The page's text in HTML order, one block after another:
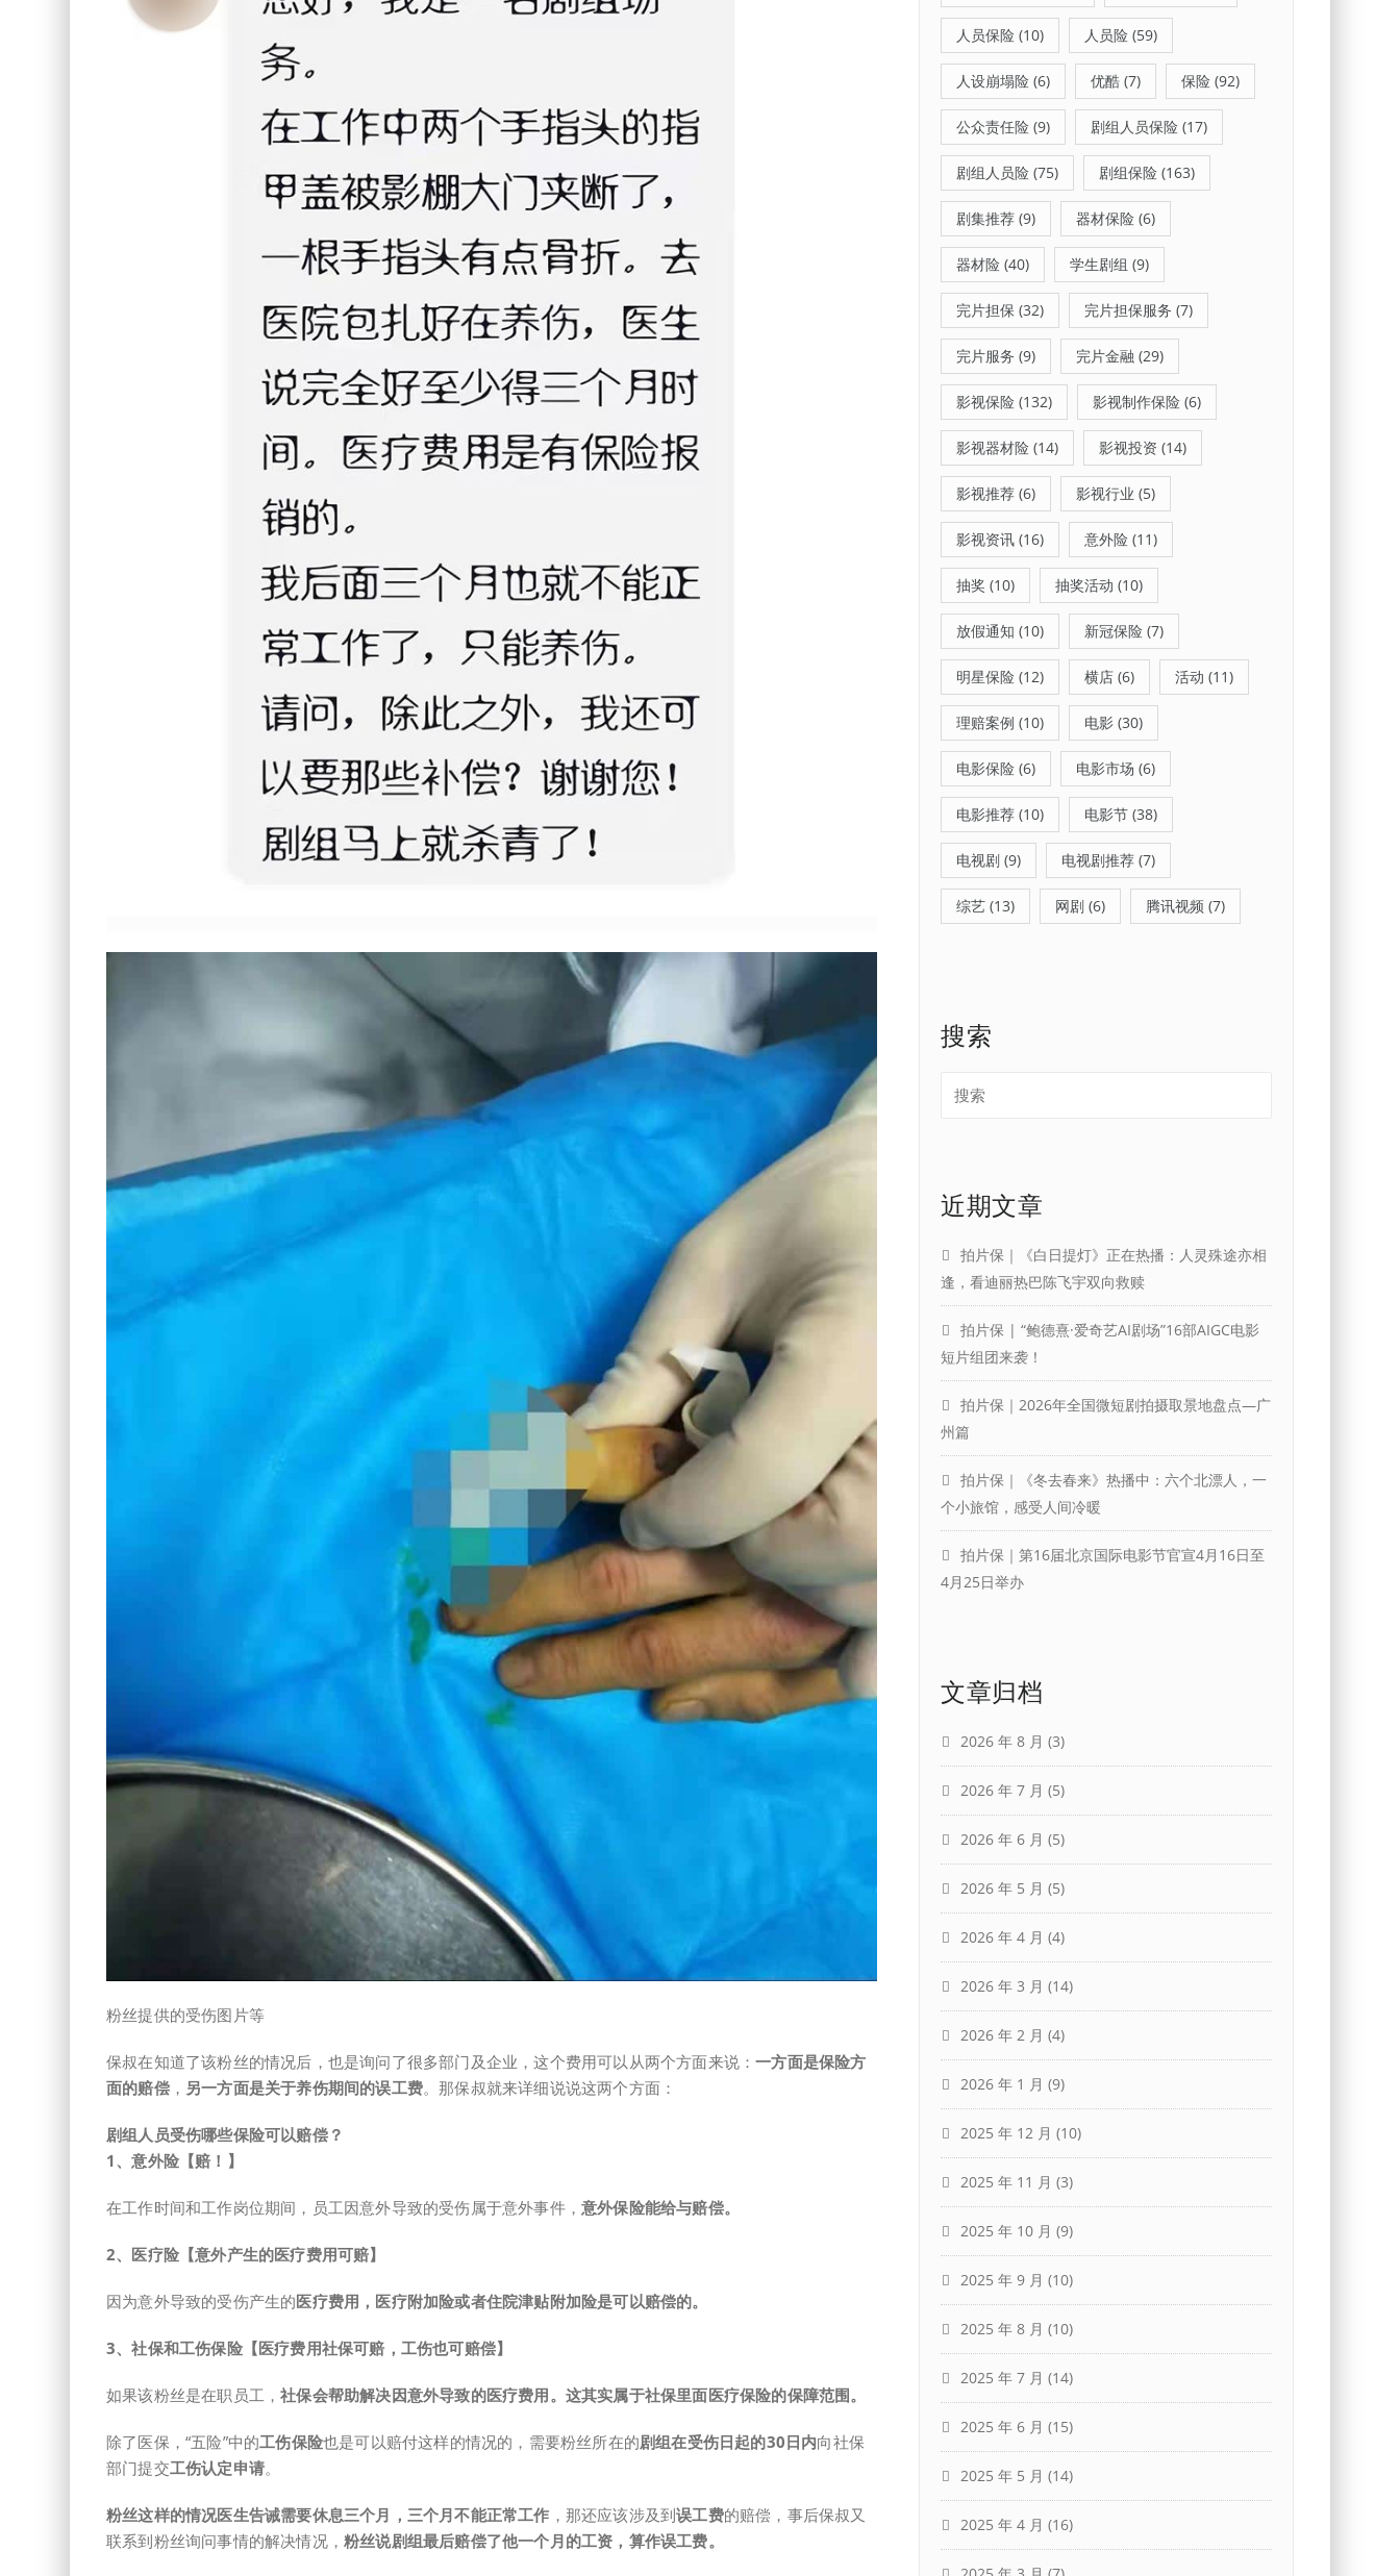
粉丝提供的受伤图片等
保叔在知道了该粉丝的情况后，也是询问了很多部门及企业，这个费用可以从两个方面来说：一方面是保险方
面的赔偿， 另一方面是关于养伤期间的误工费。那保叔就来详细说说这两个方面：
剧组人员受伤哪些保险可以赔偿？
1、意外险 【赔！】
在工作时间和工作岗位期间，员工因意外导致的受伤属于意外事件， 意外保险能给与赔偿。
2、医疗险 【意外产生的医疗费用可赔】
因为意外导致的受伤产生的医疗费用，医疗附加险或者住院津贴附加险是可以赔偿的。
3、社保和工伤保险【医疗费用社保可赔，工伤也可赔偿】
如果该粉丝是在职员工，社保会帮助解决因意外导致的医疗费用。这其实属于社保里面医疗保险的保障范围。
除了医保，“五险”中的工伤保险也是可以赔付这样的情况的，需要粉丝所在的剧组在受伤日起的30日内向社保
部门提交工伤认定申请。
粉丝这样的情况医生告诫需要休息三个月 ， 三个月不能正常工作 ，那还应该涉及到误工费的赔偿，事后保叔又
联系到粉丝询问事情的解决情况， 粉丝说剧组最后赔偿了他一个月的工资，算作误工费。
人员保险 (10) 人员险 (59)
人设崩塌险 (6) 优酷 (7) 保险 (92)
公众责任险 (9) 剧组人员保险 (17)
剧组人员险 (75) 剧组保险 (163)
剧集推荐 (9) 器材保险 (6)
器材险 (40) 学生剧组 (9)
完片担保 (32) 完片担保服务 (7)
完片服务 (9) 完片金融 (29)
影视保险 (132) 影视制作保险 (6)
影视器材险 (14) 影视投资 (14)
影视推荐 (6) 影视行业 (5)
影视资讯 (16) 意外险 (11)
抽奖 (10) 抽奖活动 (10)
放假通知 (10) 新冠保险 (7)
明星保险 (12) 横店 (6) 活动 (11)
理赔案例 (10) 电影 (30)
电影保险 (6) 电影市场 (6)
电影推荐 (10) 电影节 (38)
电视剧 (9) 电视剧推荐 (7)
综艺 (13) 网剧 (6) 腾讯视频 (7)
搜索
近期文章
拍片保｜《白日提灯》正在热播：人灵殊途亦相
逢，看迪丽热巴陈飞宇双向救赎
拍片保 | “鲍德熹·爱奇艺AI剧场”16部AIGC电影
短片组团来袭！
拍片保｜2026年全国微短剧拍摄取景地盘点—广
州篇
拍片保｜《冬去春来》热播中：六个北漂人，一
个小旅馆，感受人间冷暖
拍片保｜第16届北京国际电影节官宣4月16日至
4月25日举办
文章归档
2026 年 8 月 (3)
2026 年 7 月 (5)
2026 年 6 月 (5)
2026 年 5 月 (5)
2026 年 4 月 (4)
2026 年 3 月 (14)
2026 年 2 月 (4)
2026 年 1 月 (9)
2025 年 12 月 (10)
2025 年 11 月 (3)
2025 年 10 月 (9)
2025 年 9 月 (10)
2025 年 8 月 (10)
2025 年 7 月 (14)
2025 年 6 月 (15)
2025 年 5 月 (14)
2025 年 4 月 (16)